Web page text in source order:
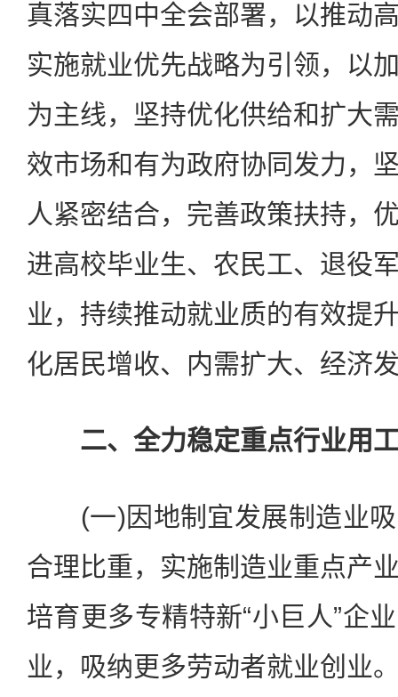
真落实四中全会部署，以推动
实施就业优先战略为引领，以
为主线，坚持优化供给和扩大
效市场和有为政府协同发力，
人紧密结合，完善政策扶持，
进高校毕业生、农民工、退役
业，持续推动就业质的有效提
化居民增收、内需扩大、经济
二、全力稳定重点行业用
(一)因地制宜发展制造业吸
合理比重，实施制造业重点产
培育更多专精特新“小巨人”企
业，吸纳更多劳动者就业创业